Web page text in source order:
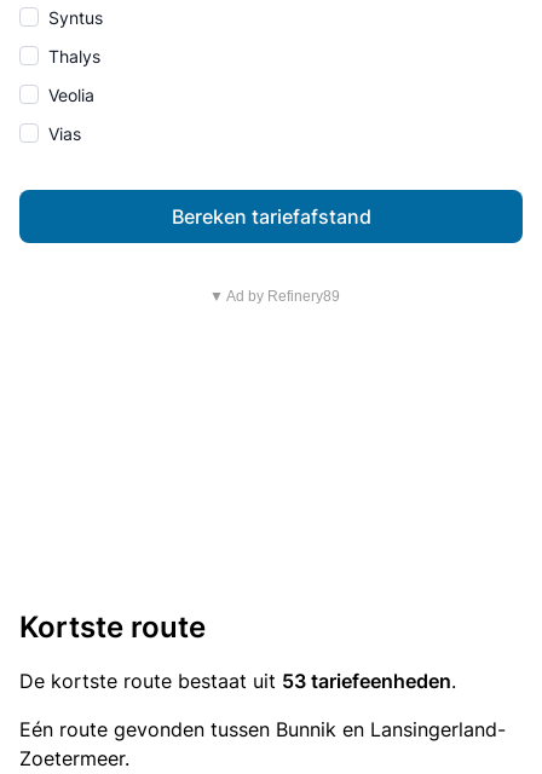
Syntus
Thalys
Veolia
Vias
Bereken tariefafstand
▼ Ad by Refinery89
Kortste route
De kortste route bestaat uit 53 tariefeenheden.
Eén route gevonden tussen Bunnik en Lansingerland-
Zoetermeer.